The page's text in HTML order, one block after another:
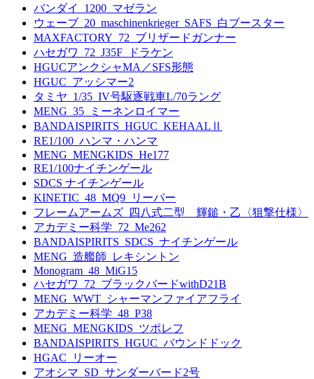
バンダイ_1200_マゼラン
ウェーブ_20_maschinenkrieger_SAFS_白ブースター
MAXFACTORY_72_ブリザードガンナー
ハセガワ_72_J35F_ドラケン
HGUCアンクシャMA／SFS形態
HGUC_アッシマー2
タミヤ_1/35_IV号駆逐戦車L/70ラング
MENG_35_ミーネンロイマー
BANDAISPIRITS_HGUC_KEHAALⅡ
RE1/100_ハンマ・ハンマ
MENG_MENGKIDS_He177
RE1/100ナイチンゲール
SDCS ナイチンゲール
KINETIC_48_MQ9_リーパー
フレームアームズ_四八式二型 輝鎚・乙〈狙撃仕様〉
アカデミー科学_72_Me262
BANDAISPIRITS_SDCS_ナイチンゲール
MENG_造艦師_レキシントン
Monogram_48_MiG15
ハセガワ_72_ブラックバードwithD21B
MENG_WWT_シャーマンファイアフライ
アカデミー科学_48_P38
MENG_MENGKIDS_ツポレフ
BANDAISPIRITS_HGUC_バウンドドック
HGAC_リーオー
アオシマ_SD_サンダーバード2号